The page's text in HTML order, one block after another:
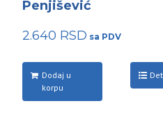
Penjišević
2.640 RSD
Dodaj u
korpu